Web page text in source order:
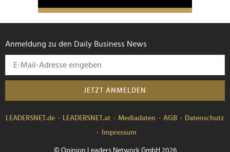
Anmeldung zu den Daily Business News
JETZT ANMELDEN
LEADERSNET.de LEADERSNET.at Mediadaten AGB
Datenschutz
Impressum